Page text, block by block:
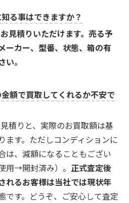
る事はできますか？
見積りいただけます。売る予
ーカー、型番、状態、箱の有
。
額で買取してくれるか不安で
積りと、実際のお買取額は基
ます。ただしコンディションに
は、減額になることもござい
用→開封済み）。 正式査定後
れるお客様は当社では現状年
です。どうぞ、ご安心して査定